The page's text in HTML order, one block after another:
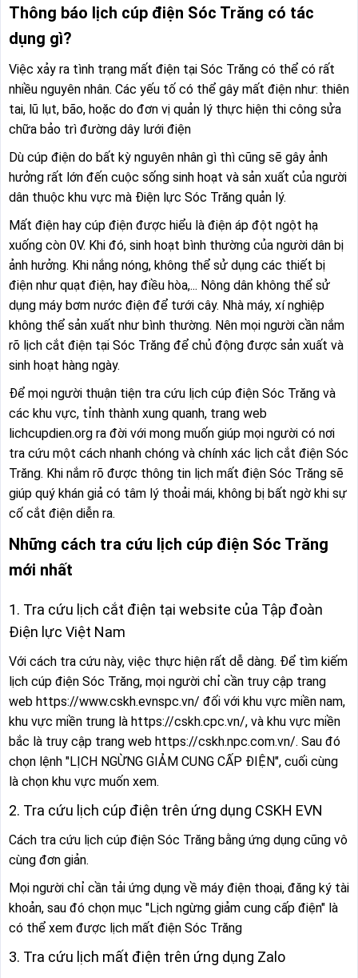
Thông báo lịch cúp điện Sóc Trăng có tác
dụng gì?
Việc xảy ra tình trạng mất điện tại Sóc Trăng có thể có rất
nhiều nguyên nhân. Các yếu tố có thể gây mất điện như: thiên
tai, lũ lụt, bão, hoặc do đơn vị quản lý thực hiện thi công sửa
chữa bảo trì đường dây lưới điện
Dù cúp điện do bất kỳ nguyên nhân gì thì cũng sẽ gây ảnh
hưởng rất lớn đến cuộc sống sinh hoạt và sản xuất của người
dân thuộc khu vực mà Điện lực Sóc Trăng quản lý.
Mất điện hay cúp điện được hiểu là điện áp đột ngột hạ
xuống còn 0V. Khi đó, sinh hoạt bình thường của người dân bị
ảnh hưởng. Khi nắng nóng, không thể sử dụng các thiết bị
điện như quạt điện, hay điều hòa,... Nông dân không thể sử
dụng máy bơm nước điện để tưới cây. Nhà máy, xí nghiệp
không thể sản xuất như bình thường. Nên mọi người cần nắm
rõ lịch cắt điện tại Sóc Trăng để chủ động được sản xuất và
sinh hoạt hàng ngày.
Để mọi người thuận tiện tra cứu lịch cúp điện Sóc Trăng và
các khu vực, tỉnh thành xung quanh, trang web
lichcupdien.org ra đời với mong muốn giúp mọi người có nơi
tra cứu một cách nhanh chóng và chính xác lịch cắt điện Sóc
Trăng. Khi nắm rõ được thông tin lịch mất điện Sóc Trăng sẽ
giúp quý khán giả có tâm lý thoải mái, không bị bất ngờ khi sự
cố cắt điện diễn ra.
Những cách tra cứu lịch cúp điện Sóc Trăng
mới nhất
1. Tra cứu lịch cắt điện tại website của Tập đoàn
Điện lực Việt Nam
Với cách tra cứu này, việc thực hiện rất dễ dàng. Để tìm kiếm
lịch cúp điện Sóc Trăng, mọi người chỉ cần truy cập trang
web https://www.cskh.evnspc.vn/ đối với khu vực miền nam,
khu vực miền trung là https://cskh.cpc.vn/, và khu vực miền
bắc là truy cập trang web https://cskh.npc.com.vn/. Sau đó
chọn lệnh "LỊCH NGỪNG GIẢM CUNG CẤP ĐIỆN", cuối cùng
là chọn khu vực muốn xem.
2. Tra cứu lịch cúp điện trên ứng dụng CSKH EVN
Cách tra cứu lịch cúp điện Sóc Trăng bằng ứng dụng cũng vô
cùng đơn giản.
Mọi người chỉ cần tải ứng dụng về máy điện thoại, đăng ký tài
khoản, sau đó chọn mục "Lịch ngừng giảm cung cấp điện" là
có thể xem được lịch mất điện Sóc Trăng
3. Tra cứu lịch mất điện trên ứng dụng Zalo